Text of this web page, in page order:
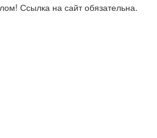
Ссылка на сайт обязательна.